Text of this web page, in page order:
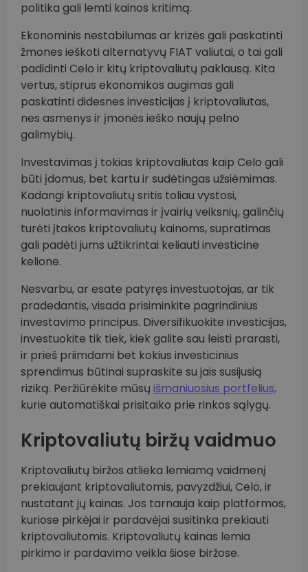
politika gali lemti kainos kritimą.
Ekonominis nestabilumas ar krizės gali paskatinti
žmones ieškoti alternatyvų FIAT valiutai, o tai gali
padidinti Celo ir kitų kriptovaliutų paklausą. Kita
vertus, stiprus ekonomikos augimas gali
paskatinti didesnes investicijas į kriptovaliutas,
nes asmenys ir įmonės ieško naujų pelno
galimybių.
Investavimas į tokias kriptovaliutas kaip Celo gali
būti įdomus, bet kartu ir sudėtingas užsiėmimas.
Kadangi kriptovaliutų sritis toliau vystosi,
nuolatinis informavimas ir įvairių veiksnių, galinčių
turėti įtakos kriptovaliutų kainoms, supratimas
gali padėti jums užtikrintai keliauti investicine
kelione.
Nesvarbu, ar esate patyręs investuotojas, ar tik
pradedantis, visada prisiminkite pagrindinius
investavimo principus. Diversifikuokite investicijas,
investuokite tik tiek, kiek galite sau leisti prarasti,
ir prieš priimdami bet kokius investicinius
sprendimus būtinai supraskite su jais susijusią
riziką. Peržiūrėkite mūsų išmaniuosius portfelius,
kurie automatiškai prisitaiko prie rinkos sąlygų.
Kriptovaliutų biržų vaidmuo
Kriptovaliutų biržos atlieka lemiamą vaidmenį
prekiaujant kriptovaliutomis, pavyzdžiui, Celo, ir
nustatant jų kainas. Jos tarnauja kaip platformos,
kuriose pirkėjai ir pardavėjai susitinka prekiauti
kriptovaliutomis. Kriptovaliutų kainas lemia
pirkimo ir pardavimo veikla šiose biržose.